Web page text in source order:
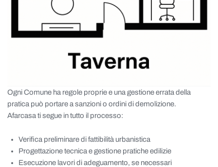
Ogni Comune ha regole proprie e una gestione errata della
pratica può portare a sanzioni o ordini di demolizione.
Afarcasa ti segue in tutto il processo:
Verifica preliminare di fattibilità urbanistica
Progettazione tecnica e gestione pratiche edilizie
Esecuzione lavori di adeguamento, se necessari